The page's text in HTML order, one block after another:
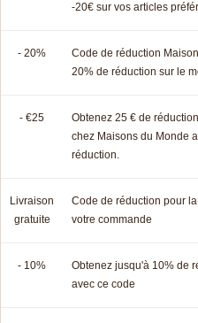
-20€ sur vos articles
- 20%
Code de réduction
20% de réduction sur le
- €25
Obtenez 25 € de
chez Maisons du Monde
réduction.
Livraison
gratuite
Code de réduction pour
votre commande
- 10%
Obtenez jusqu'à 10% de
avec ce code